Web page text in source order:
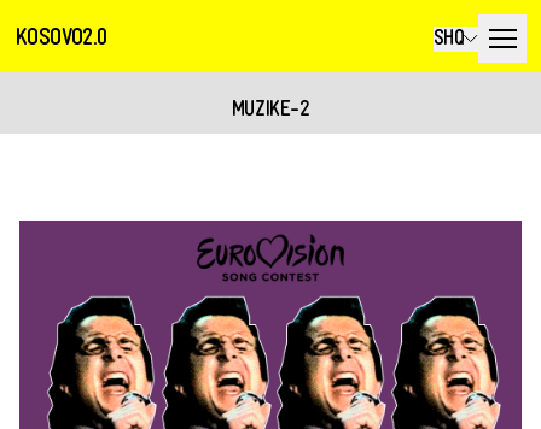
KOSOVO2.0 SHQ
MUZIKE-2